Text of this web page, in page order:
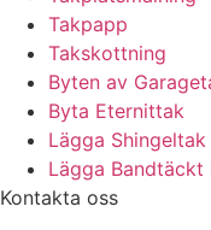
Takpapp
Takskottning
Byten av
Byta Eternittak
Lägga Shingeltak
Lägga
Kontakta oss